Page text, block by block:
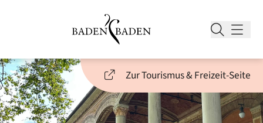
Zur Tourismus & Freizeit-Seite